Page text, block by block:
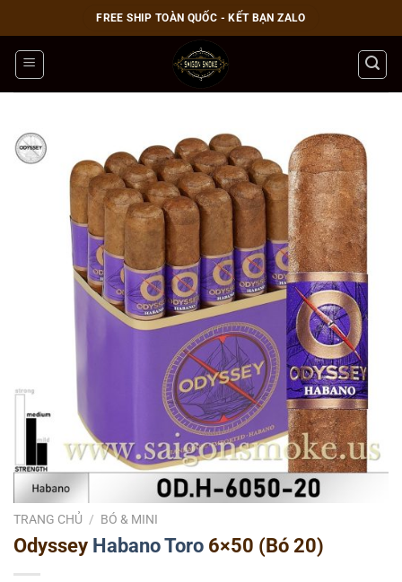
qua
nội
dung
FREE SHIP TOÀN QUỐC - KẾT BẠN ZALO
TRANG CHỦ / BÓ & MINI
Odyssey HabanoToro 6×50 (Bó 20)